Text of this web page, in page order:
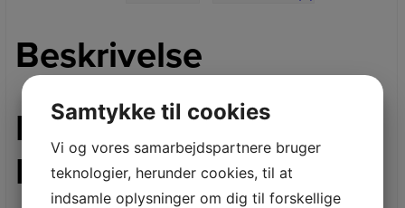
Beskrivelse
FØRLÆNGERRØR TIL
HTA 50
Samtykke til cookies
Vi og vores samarbejdspartnere bruger
teknologier, herunder cookies, til at
indsamle oplysninger om dig til forskellige